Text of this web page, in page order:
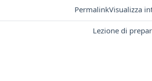
PermalinkVisualizza
Lezione di